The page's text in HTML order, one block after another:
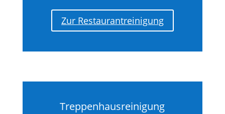
Zur Restaurantreinigung
Treppenhausreinigung